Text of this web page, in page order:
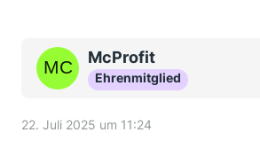
McProfit
Ehrenmitglied
22. Juli 2025 um 11:24